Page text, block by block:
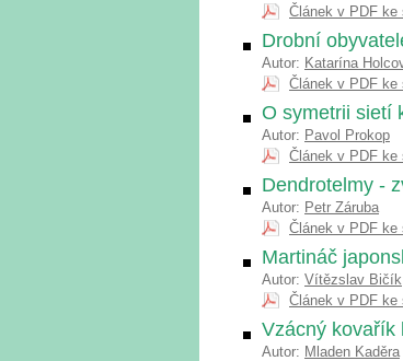
Článek v PDF ke
Drobní
Autor: Katarína
Článek v PDF ke
O symetrii sietí
Autor: Pavol Prokop
Článek v PDF ke
Dendrotelmy -
Autor: Petr Záruba
Článek v PDF ke
Martináč
Autor: Vítězslav Bičík
Článek v PDF ke
Vzácný kovařík
Autor: Mladen Kaděra